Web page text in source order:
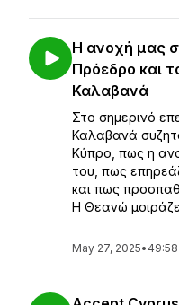
Η ανοχή μας
Πρόεδρο και
Καλαβανά
Στο σημερινό
Καλαβανά
Κύπρο, πως η
του, πως
και πως
Η Θεανώ
May 27, 2025• 49:58